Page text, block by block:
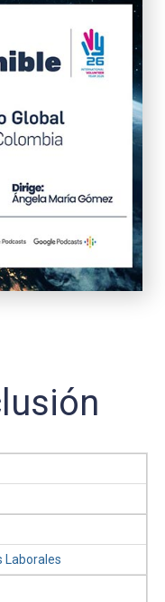
Laborales